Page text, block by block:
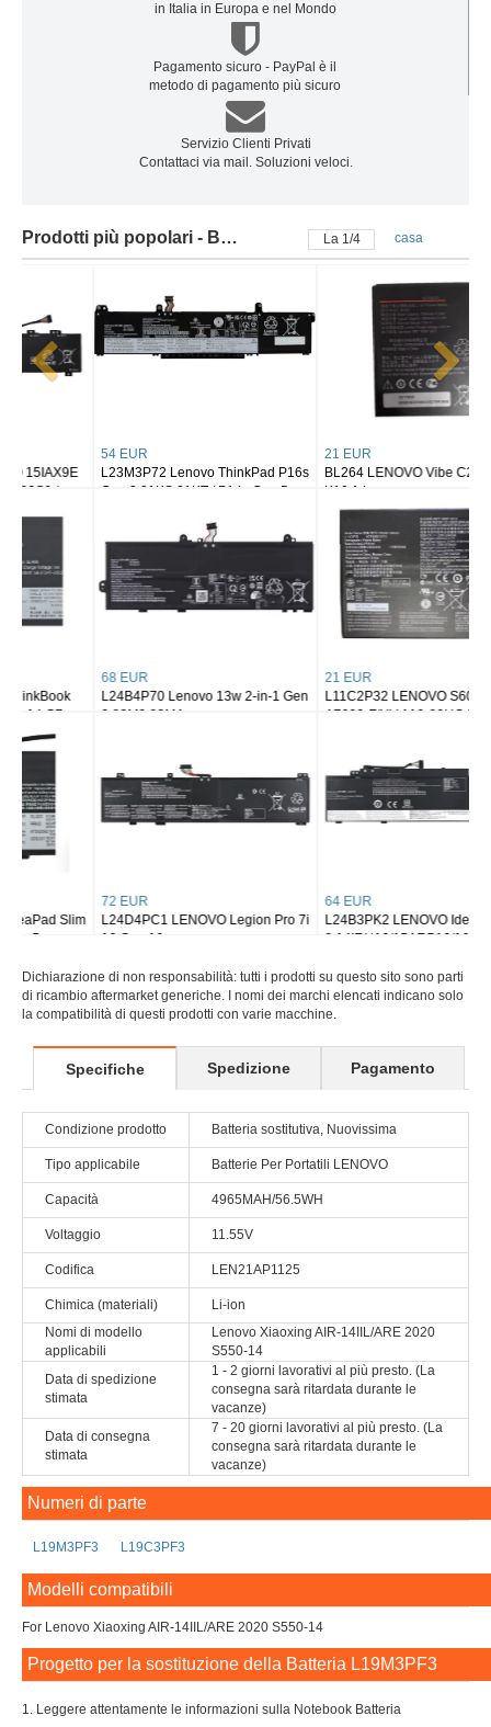
in Italia in Europa e nel Mondo
Pagamento sicuro - PayPal è il
metodo di pagamento più sicuro
Servizio Clienti Privati
Contattaci via mail. Soluzioni veloci.
Prodotti più popolari - Batteria lenovo La 2/4 casa
L23M3P72 Lenovo ThinkPad P16s
Gen 3 21KS 21KT / P14s Gen 5
BL264 LENOVO Vibe C2 Power
K10 A4
L24B4P70 Lenovo 13w 2-in-1 Gen
3 83M9 83MA
L11C2P32 LENOVO S6000-F H
A7600-F/HV A10-80HC Pad
L24D4PC1 LENOVO Legion Pro 7i
16 Gen 10
L24B3PK2 LENOVO IdeaPad Slim
3 14IRH10/15ARP10/16IRH10
Dichiarazione di non responsabilità: tutti i prodotti su questo sito sono parti
di ricambio aftermarket generiche. I nomi dei marchi elencati indicano solo
la compatibilità di questi prodotti con varie macchine.
Specifiche Spedizione Pagamento
Condizione prodotto Batteria sostitutiva, Nuovissima
Tipo applicabile Batterie Per Portatili LENOVO
Capacità 4965MAH/56.5WH
Voltaggio 11.55V
Codifica LEN21AP1125
Chimica (materiali)
Li-ion
Nomi di modello
applicabili
Lenovo Xiaoxing AIR-14IIL/ARE 2020
S550-14
Data di spedizione
stimata
1 - 2 giorni lavorativi al più presto. (La
consegna sarà ritardata durante le
vacanze)
Data di consegna
stimata
7 - 20 giorni lavorativi al più presto. (La
consegna sarà ritardata durante le
vacanze)
Numeri di parte
L19M3PF3 L19C3PF3
Modelli compatibili
For Lenovo Xiaoxing AIR-14IIL/ARE 2020 S550-14
Progetto per la sostituzione della Batteria L19M3PF3
1. Leggere attentamente le informazioni sulla Notebook Batteria